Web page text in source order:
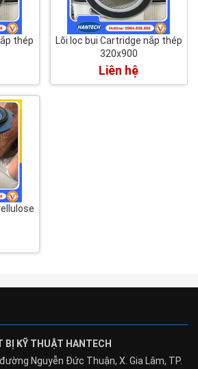
thép
Lõi lọc bụi Cartridge nắp thép
320x900
Liên hệ
BỊ KỸ THUẬT HANTECH
Nguyễn Đức Thuận, X. Gia Lâm, TP.